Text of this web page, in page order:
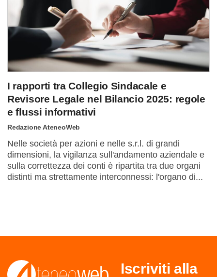
I rapporti tra Collegio Sindacale e
Revisore Legale nel Bilancio 2025: regole
e flussi informativi
Redazione AteneoWeb
Nelle società per azioni e nelle s.r.l. di grandi
dimensioni, la vigilanza sull'andamento aziendale e
sulla correttezza dei conti è ripartita tra due organi
distinti ma strettamente interconnessi: l'organo di...
Iscriviti alla